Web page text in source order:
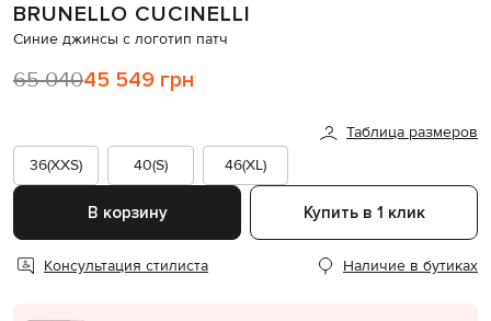
BRUNELLO CUCINELLI
Синие джинсы с логотип патч
65 04045 549 грн
Таблица размеров
36(XXS)
40(S) 46(XL)
В корзину Купить в 1 клик
Консультация стилиста Наличие в бутиках